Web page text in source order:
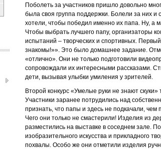
Поболеть за участников пришло довольно
была своя группа поддержки. Болели за них и
хотели, чтобы победил именно их папа. Ну, а
Чтобы выбрать лучшего папу, организаторы
испытаний – творческих и спортивных.
знакомы!»». Это было домашнее задание.
«отлично». Они не только подготовили
сопровождали их интересными рассказами.
дети, вызывая улыбки умиления у зрителей.
Второй конкурс «Умелые руки не знают
Участники заранее потрудились над
признать, что папы и здесь не подкачали, чем
Чего они только не смастерили! Изделия из
разместились на выставке в соседнем зале.
изобразительного искусства и прикладного
похвалы. Особо же они отметили изделия